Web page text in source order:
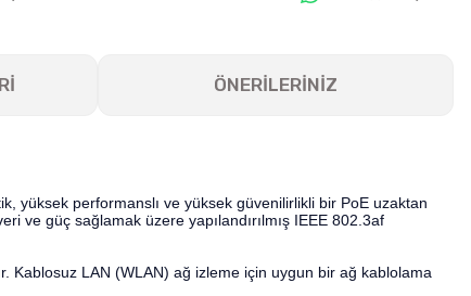
ÖNERİLERİNİZ
yüksek performanslı ve yüksek güvenilirlikli bir PoE uzaktan
ve güç sağlamak üzere yapılandırılmış IEEE 802.3af
Kablosuz LAN (WLAN) ağ izleme için uygun bir ağ kablolama